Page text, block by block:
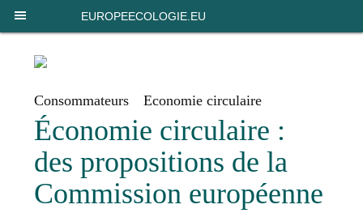
EUROPEECOLOGIE.EU
Consommateurs Economie circulaire
Économie circulaire :
des propositions de la
Commission européenne